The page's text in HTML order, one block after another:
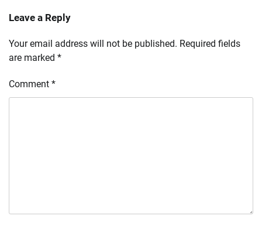
Leave a Reply
Your email address will not be published. Required fields
are marked *
Comment *